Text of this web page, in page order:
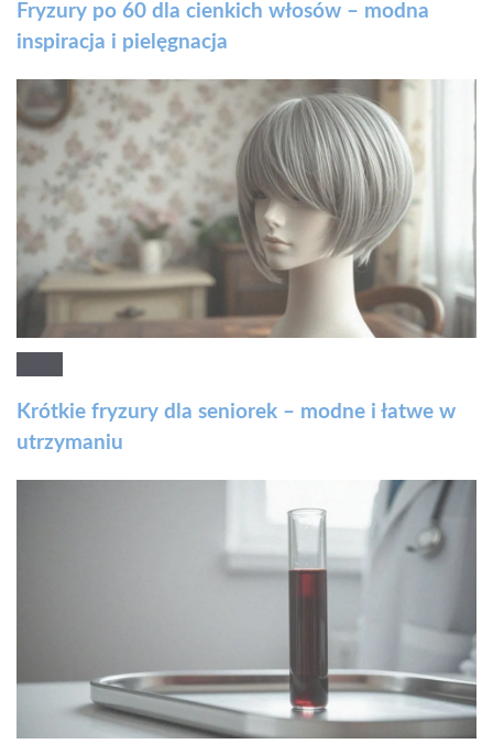
Fryzury po 60 dla cienkich włosów – modna
inspiracja i pielęgnacja
Krótkie fryzury dla seniorek – modne i łatwe w
utrzymaniu